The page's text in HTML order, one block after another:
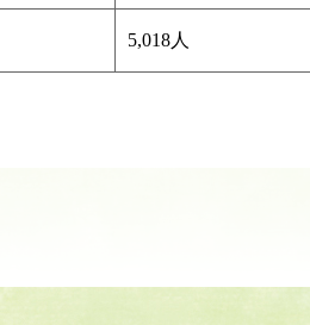
5,018人